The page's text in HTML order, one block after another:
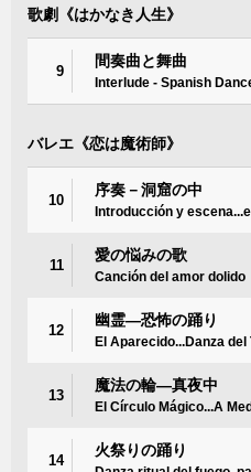
歌劇《はかなき人生》
9
間奏曲と舞曲
Interlude - Spanish
バレエ《恋は魔術師》
10
序奏－洞窟の中
Introducción y
11
愛の悩みの歌
Canción del amor dolido
12
幽霊―恐怖の踊り
El Aparecido...Danza del
13
魔法の輪―真夜中
El Círculo Mágico...A
14
火祭りの踊り